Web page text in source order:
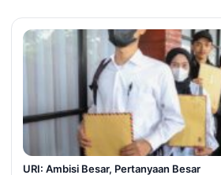
URI: Ambisi Besar, Pertanyaan Besar